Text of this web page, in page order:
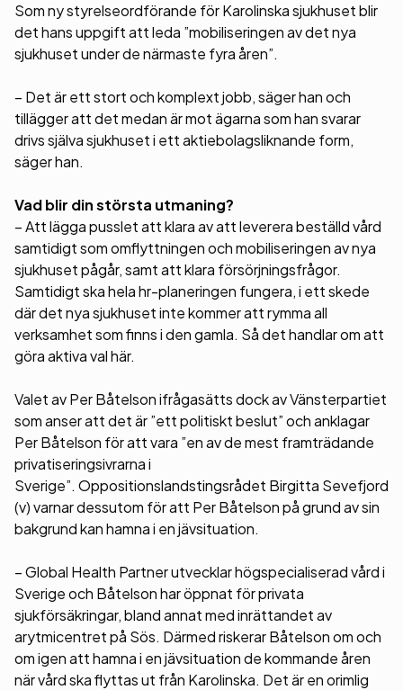
Som ny styrelseordförande för Karolinska sjukhuset blir
det hans uppgift att leda ”mobiliseringen av det nya
sjukhuset under de närmaste fyra åren”.
– Det är ett stort och komplext jobb, säger han och
tillägger att det medan är mot ägarna som han svarar
drivs själva sjukhuset i ett aktiebolagsliknande form,
säger han.
Vad blir din största utmaning?
– Att lägga pusslet att klara av att leverera beställd vård
samtidigt som omflyttningen och mobiliseringen av nya
sjukhuset pågår, samt att klara försörjningsfrågor.
Samtidigt ska hela hr-planeringen fungera, i ett skede
där det nya sjukhuset inte kommer att rymma all
verksamhet som finns i den gamla. Så det handlar om att
göra aktiva val här.
Valet av Per Båtelson ifrågasätts dock av Vänsterpartiet
som anser att det är ”ett politiskt beslut” och anklagar
Per Båtelson för att vara ”en av de mest framträdande
privatiseringsivrarna i
Sverige”. Oppositionslandstingsrådet Birgitta Sevefjord
(v) varnar dessutom för att Per Båtelson på grund av sin
bakgrund kan hamna i en jävsituation.
– Global Health Partner utvecklar högspecialiserad vård i
Sverige och Båtelson har öppnat för privata
sjukförsäkringar, bland annat med inrättandet av
arytmicentret på Sös. Därmed riskerar Båtelson om och
om igen att hamna i en jävsituation de kommande åren
när vård ska flyttas ut från Karolinska. Det är en orimlig